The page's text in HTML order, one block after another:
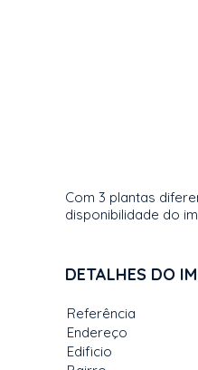
Com 3 plantas
disponibilidade do
DETALHES DO
Referência
Endereço
Edificio